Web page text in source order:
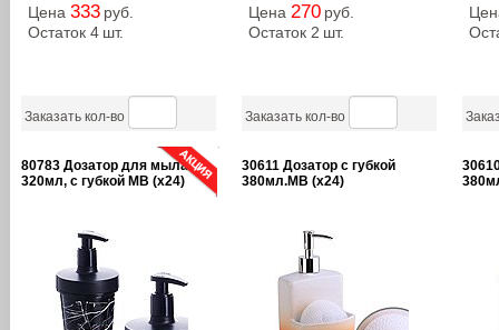
Цена 333 руб.
Остаток 4 шт.
Заказать кол-во
Цена 270 руб.
Остаток 2 шт.
Заказать кол-во
80783 Дозатор для мыла
320мл, с губкой MB (х24)
30611 Дозатор с губкой
380мл.MB (х24)